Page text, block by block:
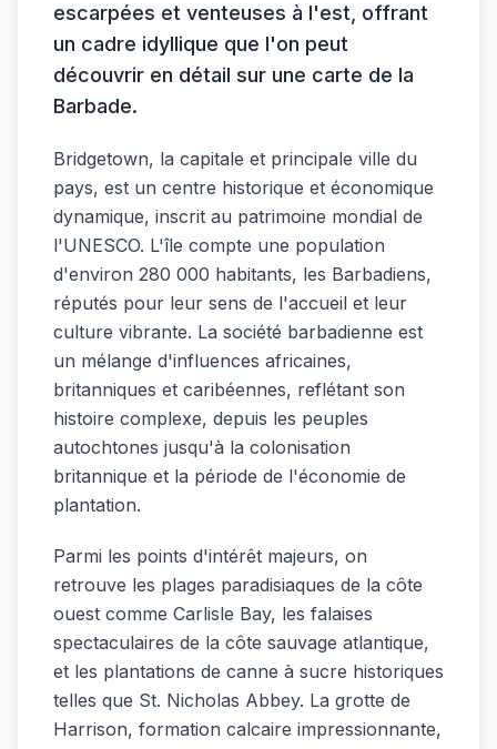
escarpées et venteuses à l'est, offrant
un cadre idyllique que l'on peut
découvrir en détail sur une carte de la
Barbade.
Bridgetown, la capitale et principale ville du
pays, est un centre historique et économique
dynamique, inscrit au patrimoine mondial de
l'UNESCO. L'île compte une population
d'environ 280 000 habitants, les Barbadiens,
réputés pour leur sens de l'accueil et leur
culture vibrante. La société barbadienne est
un mélange d'influences africaines,
britanniques et caribéennes, reflétant son
histoire complexe, depuis les peuples
autochtones jusqu'à la colonisation
britannique et la période de l'économie de
plantation.
Parmi les points d'intérêt majeurs, on
retrouve les plages paradisiaques de la côte
ouest comme Carlisle Bay, les falaises
spectaculaires de la côte sauvage atlantique,
et les plantations de canne à sucre historiques
telles que St. Nicholas Abbey. La grotte de
Harrison, formation calcaire impressionnante,